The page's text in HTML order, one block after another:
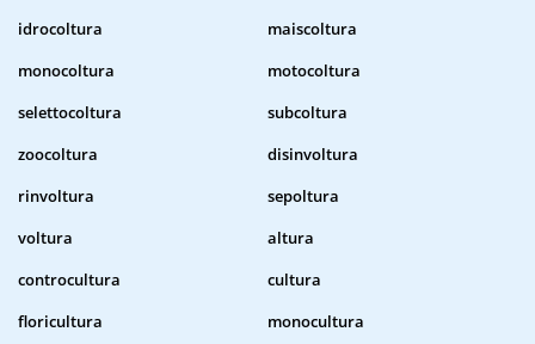
idrocoltura
maiscoltura
monocoltura
motocoltura
selettocoltura
subcoltura
zoocoltura
disinvoltura
rinvoltura
sepoltura
voltura
altura
controcultura
cultura
floricultura
monocultura